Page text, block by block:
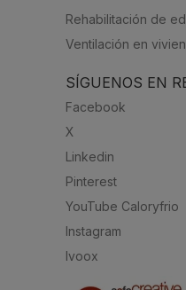
Rehabilitación de
Ventilación en
SÍGUENOS EN
Facebook
X
Linkedin
Pinterest
YouTube Caloryfrio
Instagram
Ivoox